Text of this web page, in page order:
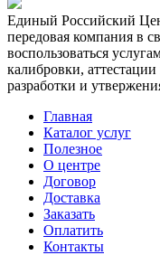
Единый Российский
передовая компания в
воспользоваться
калибровки,
разработки и
Главная
Каталог услуг
Полезное
О центре
Договор
Доставка
Заказать
Оплатить
Контакты